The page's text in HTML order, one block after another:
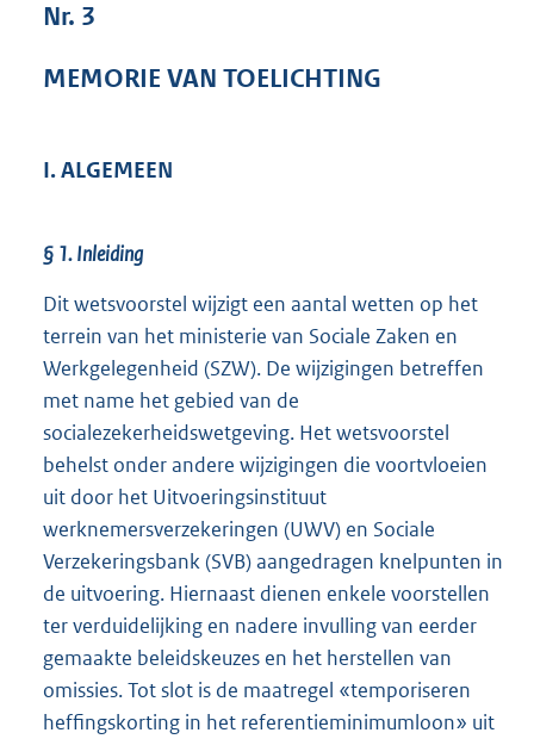
9
Nr. 3
MEMORIE VAN TOELICHTING
I. ALGEMEEN
§ 1. Inleiding
Dit wetsvoorstel wijzigt een aantal wetten op het
terrein van het ministerie van Sociale Zaken en
Werkgelegenheid (SZW). De wijzigingen betreffen
met name het gebied van de
socialezekerheidswetgeving. Het wetsvoorstel
behelst onder andere wijzigingen die voortvloeien
uit door het Uitvoeringsinstituut
werknemersverzekeringen (UWV) en Sociale
Verzekeringsbank (SVB) aangedragen knelpunten in
de uitvoering. Hiernaast dienen enkele voorstellen
ter verduidelijking en nadere invulling van eerder
gemaakte beleidskeuzes en het herstellen van
omissies. Tot slot is de maatregel «temporiseren
heffingskorting in het referentieminimumloon» uit